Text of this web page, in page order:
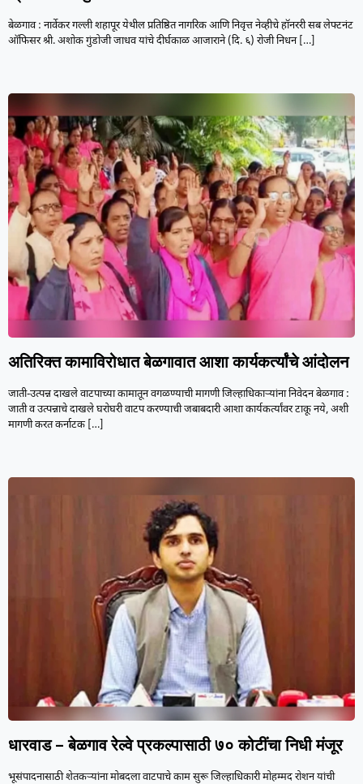
बेळगाव : नार्वेकर गल्ली शहापूर येथील प्रतिष्ठित नागरिक आणि निवृत्त नेव्हीचे हॉनररी सब लेफ्टनंट
ऑफिसर श्री. अशोक गुंडोजी जाधव यांचे दीर्घकाळ आजाराने (दि. ६) रोजी निधन[…]
अतिरिक्त कामाविरोधात बेळगावात आशा कार्यकर्त्यांचे आंदोलन
जाती-उत्पन्न दाखले वाटपाच्या कामातून वगळण्याची मागणी जिल्हाधिकाऱ्यांना निवेदन बेळगाव :
जाती व उत्पन्नाचे दाखले घरोघरी वाटप करण्याची जबाबदारी आशा कार्यकर्त्यांवर टाकू नये, अशी
मागणी करत कर्नाटक […]
धारवाड – बेळगाव रेल्वे प्रकल्पासाठी ७० कोटींचा निधी मंजूर
भूसंपादनासाठी शेतकऱ्यांना मोबदला वाटपाचे काम सुरू जिल्हाधिकारी मोहम्मद रोशन यांची